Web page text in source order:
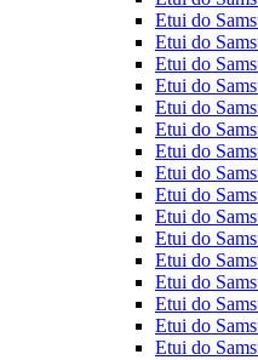
Etui do
Etui do
Etui do
Etui do
Etui do
Etui do
Etui do
Etui do
Etui do
Etui do
Etui do
Etui do
Etui do
Etui do
Etui do
Etui do